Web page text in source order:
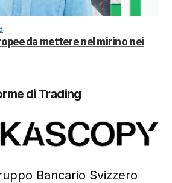
da mettere nel mirino nei
di Trading
Bancario Svizzero